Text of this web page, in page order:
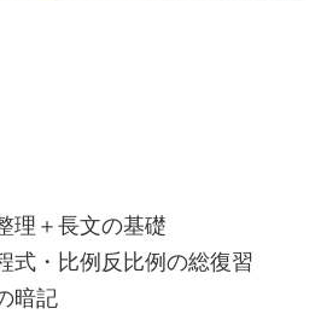
理＋長文の基礎
式・比例反比例の総復習
暗記